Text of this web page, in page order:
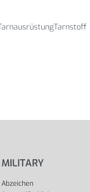
Tarnstoff
MILITARY
Abzeichen